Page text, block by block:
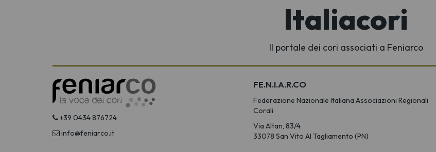
Italiacori
Il portale dei cori associati a Feniarco
+39 0434 876724
info@feniarco.it
FE.N.I.A.R.CO
Federazione Nazionale Italiana Associazioni Regionali
Corali
Via Altan, 83/4
33078 San Vito Al Tagliamento (PN)